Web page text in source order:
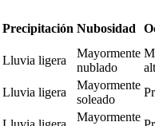
Precipitación Nubosidad
Lluvia ligera
Mayormente
nublado
Lluvia ligera
Mayormente
soleado
Mayormente